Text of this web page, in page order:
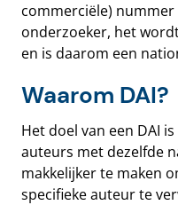
commerciële)
onderzoeker, het
en is daarom een
Waarom DAI?
Het doel van een DAI
auteurs met dezelfde
makkelijker te maken
specifieke auteur te